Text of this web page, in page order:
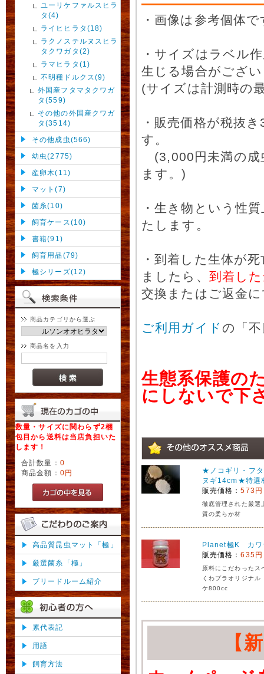
ユーリケファルスヒラ
タ(4)
ライヒヒラタ(18)
ラクノステルヌスヒラ
タクワガタ(2)
ラマヒラタ(1)
不明種ドルクス(9)
外国産フタマタクワガ
タ(559)
その他の外国産クワガ
タ(3514)
その他成虫(566)
幼虫(2775)
産卵木(11)
マット(7)
菌糸(10)
飼育ケース(10)
書籍(91)
飼育用品(79)
極シリーズ(12)
商品カテゴリから選ぶ
商品名を入力
数量・サイズに関わらず2梱
包目から送料は当店負担いた
します！
合計数量： 0
商品金額： 0円
高品質昆虫マット「極」
厳選菌糸「極」
ブリードルーム紹介
累代表記
用語
飼育方法
・画像は参考個体
・サイズはラベル
生じる場合がござ
(サイズは計測時の
・販売価格が税抜
す。
(3,000円未満の成
ます。)
・生き物という性
たします。
・到着した生体が
ましたら、 到着し
交換またはご返金
ご利用ガイドの「
生態系保護の
にしないで下
★ノコギリ・フ
ヌギ14cm★特
販売価格：573円
徹底管理された厳選
質の柔らか材
Planet極K カワ
販売価格：635円
原料にこだわったス
くわプラオリジナ
ケ800cc
【